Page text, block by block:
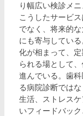
り幅広い検診メ
こうしたサービ
でなく、将来的
にも寄与してい
化が相まって、
られる場として
進んでいる。歯
る病院診断では
生活、ストレス
いフィードバック